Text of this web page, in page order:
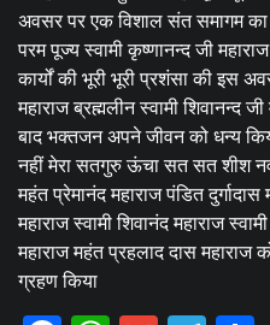
अवसर पर एक विशाल संत समागम का
परम पूज्य स्वामी कृष्णानन्द जी
कार्यों की भूरी भूरी प्रशंसा की इस
महाराज ब्रह्मलीन स्वामी शिवानन्द
बाद भक्तजन अपने जीवन को धन्य
नहीं मेरा सतगुरु ऊंचा सत सत शीश
महंत प्रेमानंद महाराज पंडित
महाराज स्वामी शिवानंद महाराज
महाराज महंत प्रहलाद दास महाराज
ग्रहण किया